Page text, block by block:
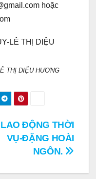
hoặc
THỊ DIỆU HƯƠNG
LAO ĐỘNG THỜI
VỤ-ĐẶNG HOÀI
NGÔN.